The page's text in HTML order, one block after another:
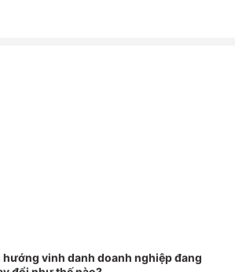
hướng vinh danh doanh nghiệp đang